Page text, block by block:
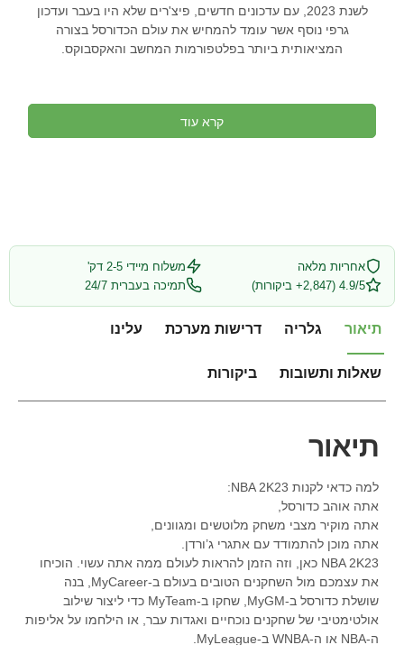
לשנת 2023, עם עדכונים חדשים, פיצ'רים שלא היו בעבר ועדכון
גרפי נוסף אשר עומד להמחיש את עולם הכדורסל בצורה
המציאותית ביותר בפלטפורמות המחשב והאקסבוקס.
קרא עוד
אחריות מלאה
משלוח מיידי 2-5 דק'
4.9/5 (2,847+ ביקורות)
תמיכה בעברית 24/7
תיאור גלריה דרישות מערכת עלינו
שאלות ותשובות ביקורות
תיאור
למה כדאי לקנות NBA 2K23:
אתה אוהב כדורסל,
אתה מוקיר מצבי משחק מלוטשים ומגוונים,
אתה מוכן להתמודד עם אתגרי ג’ורדן.
NBA 2K23 כאן, וזה הזמן להראות לעולם ממה אתה עשוי. הוכיחו
את עצמכם מול השחקנים הטובים בעולם ב-MyCareer, בנה
שושלת כדורסל ב-MyGM, שחקו ב-MyTeam כדי ליצור שילוב
אולטימטיבי של שחקנים נוכחיים ואגדות עבר, או הילחמו על אליפות
ה-NBA או ה-WNBA ב-MyLeague.